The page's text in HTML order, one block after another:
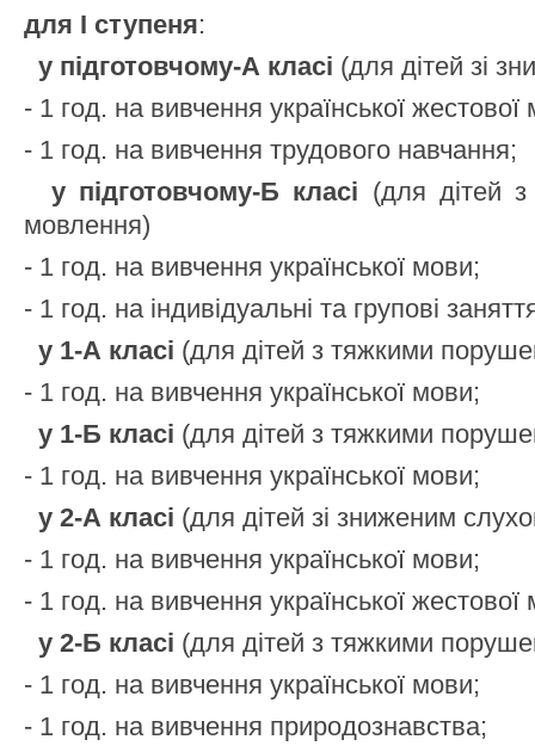
для І ступеня:
у підготовчому-А класі (для дітей зі
- 1 год. на вивчення української жестової
- 1 год. на вивчення трудового навчання;
у підготовчому-Б класі (для дітей
мовлення)
- 1 год. на вивчення української мови;
- 1 год. на індивідуальні та групові
у 1-А класі (для дітей з тяжкими
- 1 год. на вивчення української мови;
у 1-Б класі (для дітей з тяжкими
- 1 год. на вивчення української мови;
у 2-А класі (для дітей зі зниженим
- 1 год. на вивчення української мови;
- 1 год. на вивчення української жестової
у 2-Б класі (для дітей з тяжкими
- 1 год. на вивчення української мови;
- 1 год. на вивчення природознавства;